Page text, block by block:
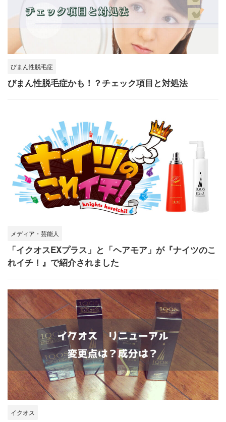
びまん性脱毛症
びまん性脱毛症かも！？チェック項目と対処法
メディア・芸能人
「イクオスEXプラス」と「ヘアモア」が『ナイツのこ
れイチ！』で紹介されました
イクオス